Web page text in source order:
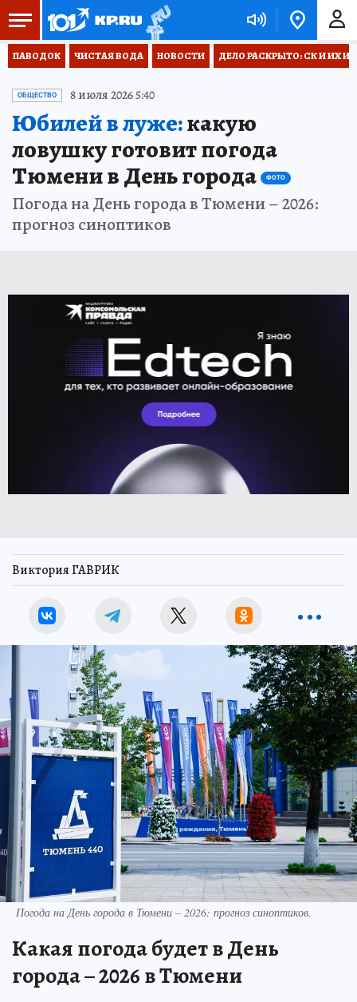
ПАВОДОК ЧИСТАЯ ВОДА НОВОСТИ ДЕЛО РАСКРЫТО: СК И ИХ
ОБЩЕСТВО 8 июля 2026 5:40
Юбилей в луже:какую
ловушку готовит погода
Тюмени в День города
ФОТО
Погода на День города в Тюмени – 2026:
прогноз синоптиков
Виктория ГАВРИК
Погода на День города в Тюмени – 2026: прогноз синоптиков.
Какая погода будет в День
города – 2026 в Тюмени